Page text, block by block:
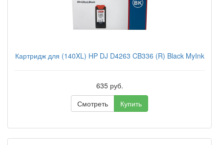
Картридж для (140XL) HP DJ D4263 CB336 (R) Black MyInk
635 руб.
Смотреть
Купить